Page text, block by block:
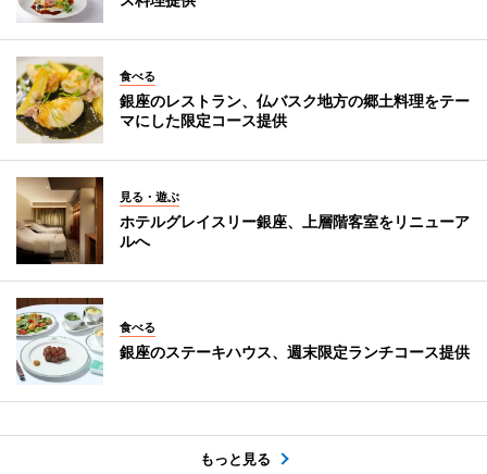
食べる
銀座のレストラン、仏バスク地方の郷土料理をテー
マにした限定コース提供
見る・遊ぶ
ホテルグレイスリー銀座、上層階客室をリニューア
ルへ
食べる
銀座のステーキハウス、週末限定ランチコース提供
もっと見る